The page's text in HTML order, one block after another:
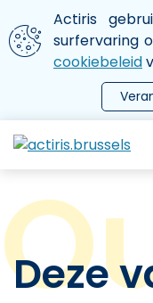
Aller au contenu
We gebruiken
Actiris
surfervaring
cookiebeleid
le menu
Deze